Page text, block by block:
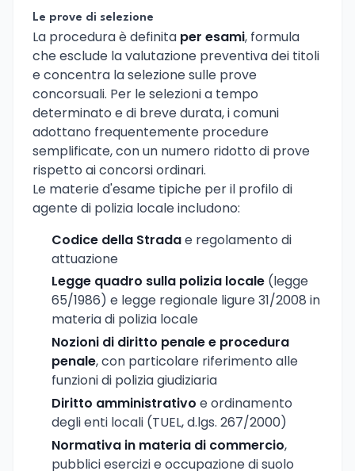
Le prove di selezione
La procedura è definita per esami, formula
che esclude la valutazione preventiva dei titoli
e concentra la selezione sulle prove
concorsuali. Per le selezioni a tempo
determinato e di breve durata, i comuni
adottano frequentemente procedure
semplificate, con un numero ridotto di prove
rispetto ai concorsi ordinari.
Le materie d'esame tipiche per il profilo di
agente di polizia locale includono:
Codice della Stradae regolamento di
attuazione
Legge quadro sulla polizia locale (legge
65/1986) e legge regionale ligure 31/2008 in
materia di polizia locale
Nozioni di diritto penale e procedura
penale, con particolare riferimento alle
funzioni di polizia giudiziaria
Diritto amministrativo e ordinamento
degli enti locali (TUEL, d.lgs. 267/2000)
Normativa in materia di commercio,
pubblici esercizi e occupazione di suolo